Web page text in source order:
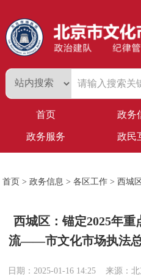
首页 政务
政务服务 政民
首页 >政务信息 >各区工作 > 西城
西城区：锚定2025年
流——市文化市场执法
日期：2025-01-16 14:25 来源：